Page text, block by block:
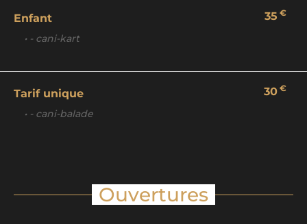
Enfant 35 €
• - cani-kart
Tarif unique 30 €
• - cani-balade
Ouvertures